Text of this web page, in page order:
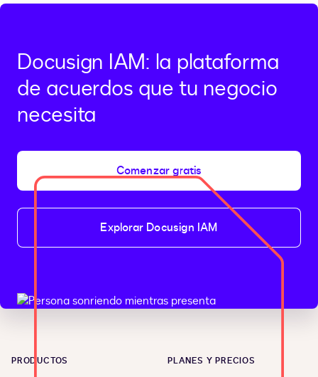
Docusign IAM: la plataforma
de acuerdos que tu negocio
necesita
Comenzar gratis
Explorar Docusign IAM
PRODUCTOS PLANES Y PRECIOS